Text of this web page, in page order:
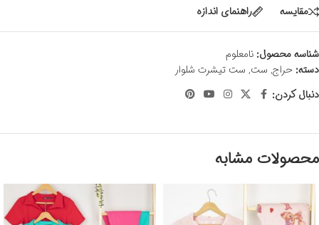
مقايسه راهنمای اندازه
شناسه محصول: نامعلوم
دسته: حراج, ست, ست تیشرت شلوار
دنبال کردن:
محصولات مشابه